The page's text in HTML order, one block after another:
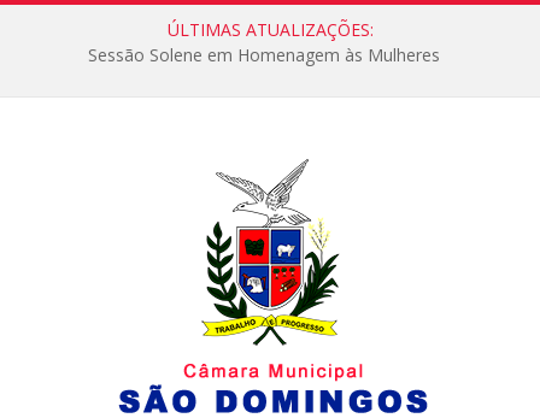
ÚLTIMAS ATUALIZAÇÕES:
Sessão Solene em Homenagem às Mulheres